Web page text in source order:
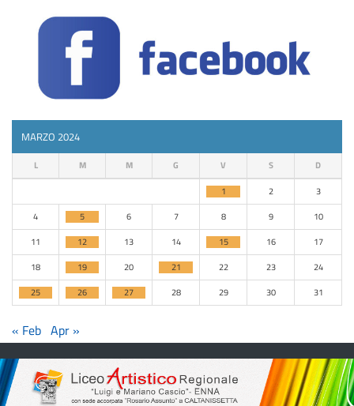
MARZO 2024
L M M G V S D
1 2
3
4
5 6 7 8 9
10
11
12 13 14 15 16
17
18
19 20 21 22 23
24
25
26 27 28 29 30 31
« Feb Apr »